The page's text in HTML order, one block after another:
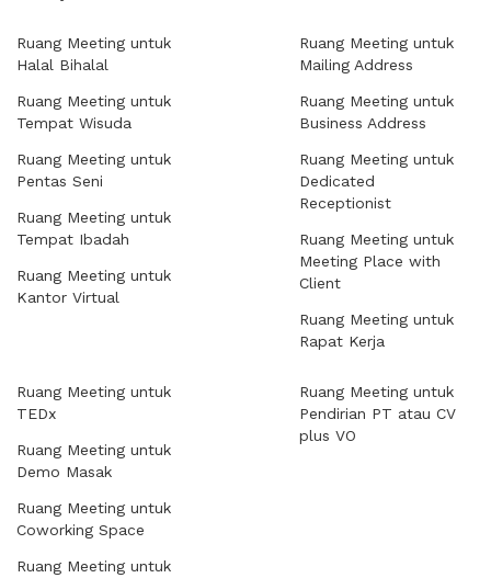
Ruang Meeting untuk
Halal Bihalal
Ruang Meeting untuk
Tempat Wisuda
Ruang Meeting untuk
Pentas Seni
Ruang Meeting untuk
Tempat Ibadah
Ruang Meeting untuk
Kantor Virtual
Ruang Meeting untuk
Mailing Address
Ruang Meeting untuk
Business Address
Ruang Meeting untuk
Dedicated
Receptionist
Ruang Meeting untuk
Meeting Place with
Client
Ruang Meeting untuk
Rapat Kerja
Ruang Meeting untuk
TEDx
Ruang Meeting untuk
Demo Masak
Ruang Meeting untuk
Coworking Space
Ruang Meeting untuk
Ruang Meeting untuk
Pendirian PT atau CV
plus VO